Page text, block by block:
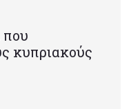
που
κυπριακούς